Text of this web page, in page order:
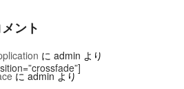
ント
に admin より
に adminより